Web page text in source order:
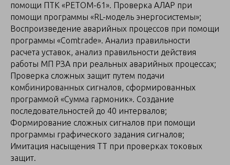
помощи ПТК «РЕТОМ-61». Проверка АЛАР при
помощи программы «RL-модель энергосистемы»;
Воспроизведение аварийных процессов при помощи
программы «Comtrade». Анализ правильности
расчета уставок, анализ правильности действия
работы МП РЗА при реальных аварийных процессах;
Проверка сложных защит путем подачи
комбинированных сигналов, сформированных
программой «Сумма гармоник». Создание
последовательностей до 40 интервалов;
Формирование сложных сигналов при помощи
программы графического задания сигналов;
Имитация насыщения ТТ при проверках токовых
защит.